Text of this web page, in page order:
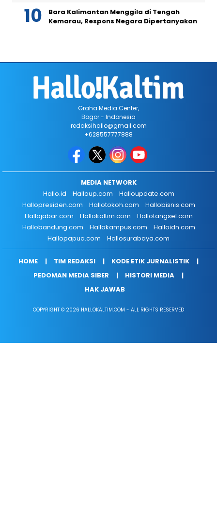
Bara Kalimantan Menggila di Tengah
Kemarau, Respons Negara Dipertanyakan
Graha Media Center,
Bogor - Indonesia
redaksihallo@gmail.com
+628557777888
MEDIA NETWORK
Hallo.id
Halloup.com
Halloupdate.com
Hallopresiden.com
Hallotokoh.com
Hallobisnis.com
Hallojabar.com
Hallokaltim.com
Hallotangsel.com
Hallobandung.com
Hallokampus.com
Halloidn.com
Hallopapua.com
Hallosurabaya.com
HOME TIM REDAKSI
KODE ETIK JURNALISTIK
PEDOMAN MEDIA SIBER
HISTORI MEDIA
HAK JAWAB
COPYRIGHT © 2026 HALLOKALTIM.COM - ALL RIGHTS RESERVED